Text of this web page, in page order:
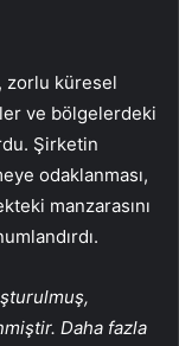
zorlu küresel
ve bölgelerdeki
Şirketin
odaklanması,
manzarasını
Daha fazla